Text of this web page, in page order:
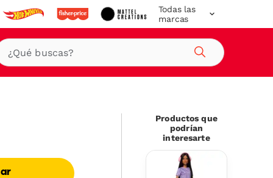
Todas las
marcas
Buscar
Productos que
podrían
interesarte